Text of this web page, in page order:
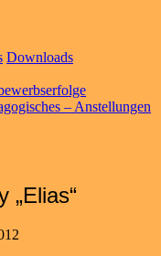
Downloads
– Anstellungen
„Elias“